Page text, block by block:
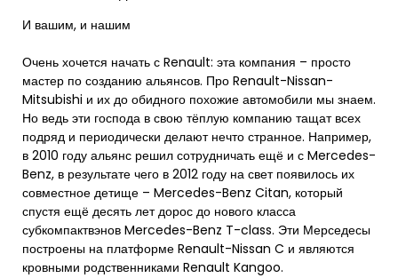
И вашим, и нашим
Очень хочется начать с Renault: эта компания – просто
мастер по созданию альянсов. Про Renault-Nissan-
Mitsubishi и их до обидного похожие автомобили мы знаем.
Но ведь эти господа в свою тёплую компанию тащат всех
подряд и периодически делают нечто странное. Например,
в 2010 году альянс решил сотрудничать ещё и с Mercedes-
Benz, в результате чего в 2012 году на свет появилось их
совместное детище – Mercedes-Benz Citan, который
спустя ещё десять лет дорос до нового класса
субкомпактвэнов Mercedes-Benz T-class. Эти Мерседесы
построены на платформе Renault-Nissan C и являются
кровными родственниками Renault Kangoo.